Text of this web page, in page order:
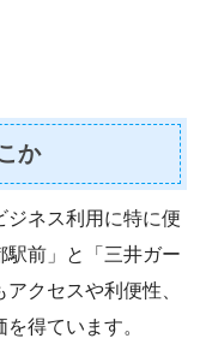
か
ジネス利用に特に便
駅前」と「三井ガー
クセスや利便性、
得ています。